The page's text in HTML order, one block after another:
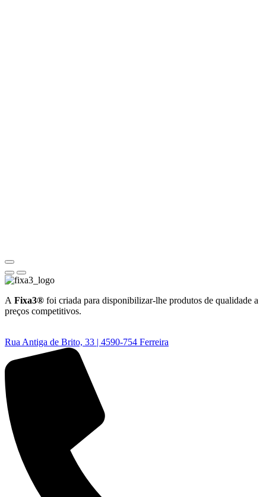
A Fixa3® foi criada para disponibilizar-lhe produtos de qualidade a
preços competitivos.
Rua Antiga de Brito, 33 | 4590-754 Ferreira